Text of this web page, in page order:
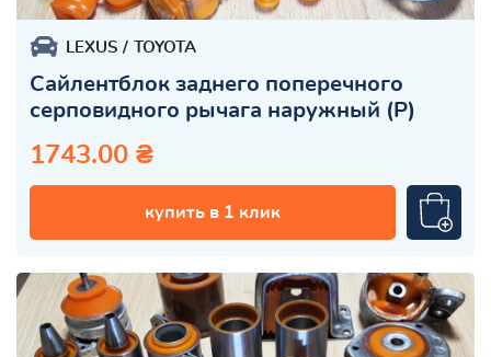
LEXUS TOYOTA
Сайлентблок заднего поперечного
серповидного рычага наружный (Р)
1743.00 ₴
купить в 1 клик